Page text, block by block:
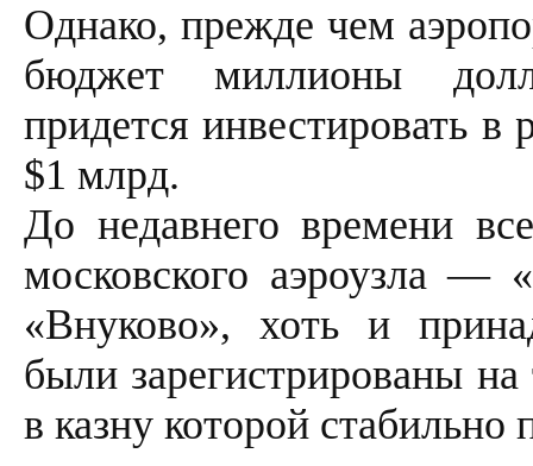
Однако, прежде чем
бюджет миллионы
придется инвестировать
$1 млрд.
До недавнего времени
московского аэроузла —
«Внуково», хоть и
были зарегистрированы
в казну которой